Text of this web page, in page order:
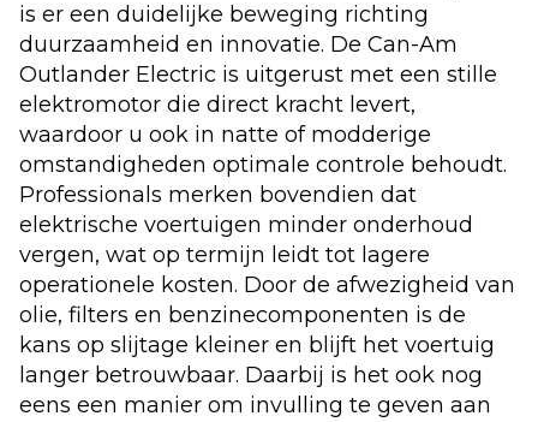
is er een duidelijke beweging richting
duurzaamheid en innovatie. De Can-Am
Outlander Electric is uitgerust met een stille
elektromotor die direct kracht levert,
waardoor u ook in natte of modderige
omstandigheden optimale controle behoudt.
Professionals merken bovendien dat
elektrische voertuigen minder onderhoud
vergen, wat op termijn leidt tot lagere
operationele kosten. Door de afwezigheid van
olie, filters en benzinecomponenten is de
kans op slijtage kleiner en blijft het voertuig
langer betrouwbaar. Daarbij is het ook nog
eens een manier om invulling te geven aan